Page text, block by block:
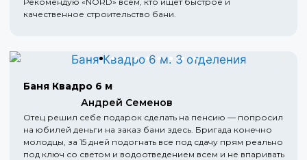
качественное строительство бани.
Баня Квадро 6 м
Андрей Семенов
Отец решил себе подарок сделать на пенсию — попросил
на юбилей деньги на заказ бани здесь. Бригада конечно
молодцы, за 15 дней подогнать все под сдачу прям реально
под ключ со светом и водоотведением всем и не впаривать